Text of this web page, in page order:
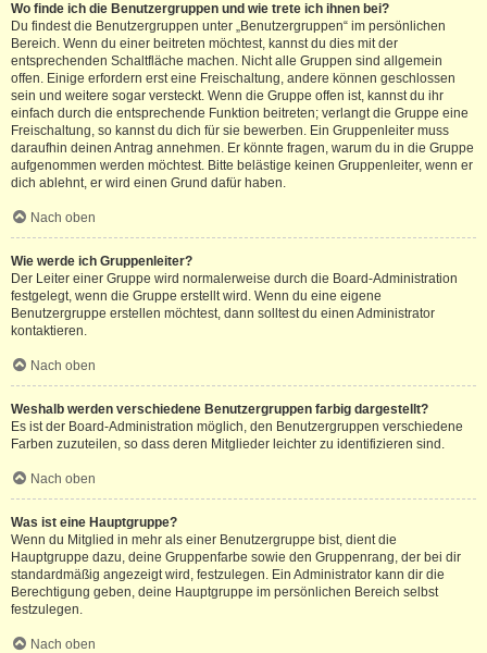
Wo finde ich die Benutzergruppen und wie trete ich ihnen bei?
Du findest die Benutzergruppen unter „Benutzergruppen“ im persönlichen
Bereich. Wenn du einer beitreten möchtest, kannst du dies mit der
entsprechenden Schaltfläche machen. Nicht alle Gruppen sind allgemein
offen. Einige erfordern erst eine Freischaltung, andere können geschlossen
sein und weitere sogar versteckt. Wenn die Gruppe offen ist, kannst du ihr
einfach durch die entsprechende Funktion beitreten; verlangt die Gruppe eine
Freischaltung, so kannst du dich für sie bewerben. Ein Gruppenleiter muss
daraufhin deinen Antrag annehmen. Er könnte fragen, warum du in die Gruppe
aufgenommen werden möchtest. Bitte belästige keinen Gruppenleiter, wenn er
dich ablehnt, er wird einen Grund dafür haben.
Nach oben
Wie werde ich Gruppenleiter?
Der Leiter einer Gruppe wird normalerweise durch die Board-Administration
festgelegt, wenn die Gruppe erstellt wird. Wenn du eine eigene
Benutzergruppe erstellen möchtest, dann solltest du einen Administrator
kontaktieren.
Nach oben
Weshalb werden verschiedene Benutzergruppen farbig dargestellt?
Es ist der Board-Administration möglich, den Benutzergruppen verschiedene
Farben zuzuteilen, so dass deren Mitglieder leichter zu identifizieren sind.
Nach oben
Was ist eine Hauptgruppe?
Wenn du Mitglied in mehr als einer Benutzergruppe bist, dient die
Hauptgruppe dazu, deine Gruppenfarbe sowie den Gruppenrang, der bei dir
standardmäßig angezeigt wird, festzulegen. Ein Administrator kann dir die
Berechtigung geben, deine Hauptgruppe im persönlichen Bereich selbst
festzulegen.
Nach oben